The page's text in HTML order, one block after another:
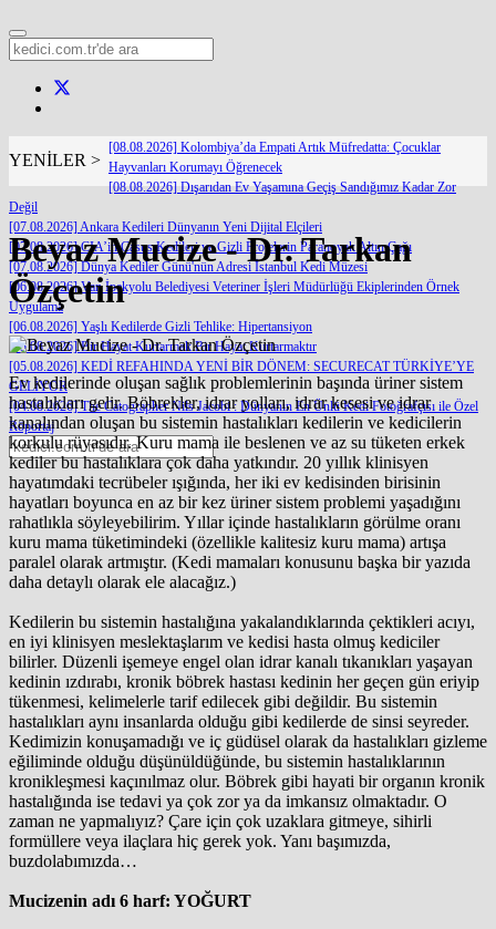
YENİLER >
[08.08.2026] Kolombiya’da Empati Artık Müfredatta: Çocuklar
Hayvanları Korumayı Öğrenecek
[08.08.2026] Dışarıdan Ev Yaşamına Geçiş Sandığımız Kadar Zor
Değil
[07.08.2026] Ankara Kedileri Dünyanın Yeni Dijital Elçileri
[07.08.2026] CIA’in Casus Kedileri ve Gizli Projelerin Paranoyak Altın Çağı
[07.08.2026] Dünya Kediler Günü'nün Adresi İstanbul Kedi Müzesi
[06.08.2026] Van İpekyolu Belediyesi Veteriner İşleri Müdürlüğü Ekiplerinden Örnek
Uygulama
[06.08.2026] Yaşlı Kedilerde Gizli Tehlike: Hipertansiyon
[05.08.2026] Bir Hayat Kurtarmak Bir Hayat Kurtarmaktır
[05.08.2026] KEDİ REFAHINDA YENİ BİR DÖNEM: SECURECAT TÜRKİYE’YE
GELİYOR
[04.08.2026] The Catographer Nils Jacobi : Dünyanın En Ünlü Kedi Fotoğrafçısı ile Özel
Röportaj
Beyaz Mucize - Dr. Tarkan
Özçetin
Ev kedilerinde oluşan sağlık problemlerinin başında üriner sistem
hastalıkları gelir. Böbrekler, idrar yolları, idrar kesesi ve idrar
kanalından oluşan bu sistemin hastalıkları kedilerin ve kedicilerin
korkulu rüyasıdır. Kuru mama ile beslenen ve az su tüketen erkek
kediler bu hastalıklara çok daha yatkındır. 20 yıllık klinisyen
hayatımdaki tecrübeler ışığında, her iki ev kedisinden birisinin
hayatları boyunca en az bir kez üriner sistem problemi yaşadığını
rahatlıkla söyleyebilirim. Yıllar içinde hastalıkların görülme oranı
kuru mama tüketimindeki (özellikle kalitesiz kuru mama) artışa
paralel olarak artmıştır. (Kedi mamaları konusunu başka bir yazıda
daha detaylı olarak ele alacağız.)
Kedilerin bu sistemin hastalığına yakalandıklarında çektikleri acıyı,
en iyi klinisyen meslektaşlarım ve kedisi hasta olmuş kediciler
bilirler. Düzenli işemeye engel olan idrar kanalı tıkanıkları yaşayan
kedinin ızdırabı, kronik böbrek hastası kedinin her geçen gün eriyip
tükenmesi, kelimelerle tarif edilecek gibi değildir. Bu sistemin
hastalıkları aynı insanlarda olduğu gibi kedilerde de sinsi seyreder.
Kedimizin konuşamadığı ve iç güdüsel olarak da hastalıkları gizleme
eğiliminde olduğu düşünüldüğünde, bu sistemin hastalıklarının
kronikleşmesi kaçınılmaz olur. Böbrek gibi hayati bir organın kronik
hastalığında ise tedavi ya çok zor ya da imkansız olmaktadır. O
zaman ne yapmalıyız? Çare için çok uzaklara gitmeye, sihirli
formüllere veya ilaçlara hiç gerek yok. Yanı başımızda,
buzdolabımızda…
Mucizenin adı 6 harf: YOĞURT